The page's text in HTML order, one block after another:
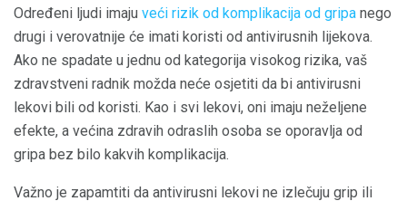
Određeni ljudi imaju veći rizik od komplikacija od gripa nego
drugi i verovatnije će imati koristi od antivirusnih lijekova.
Ako ne spadate u jednu od kategorija visokog rizika, vaš
zdravstveni radnik možda neće osjetiti da bi antivirusni
lekovi bili od koristi. Kao i svi lekovi, oni imaju neželjene
efekte, a većina zdravih odraslih osoba se oporavlja od
gripa bez bilo kakvih komplikacija.
Važno je zapamtiti da antivirusni lekovi ne izlečuju grip ili